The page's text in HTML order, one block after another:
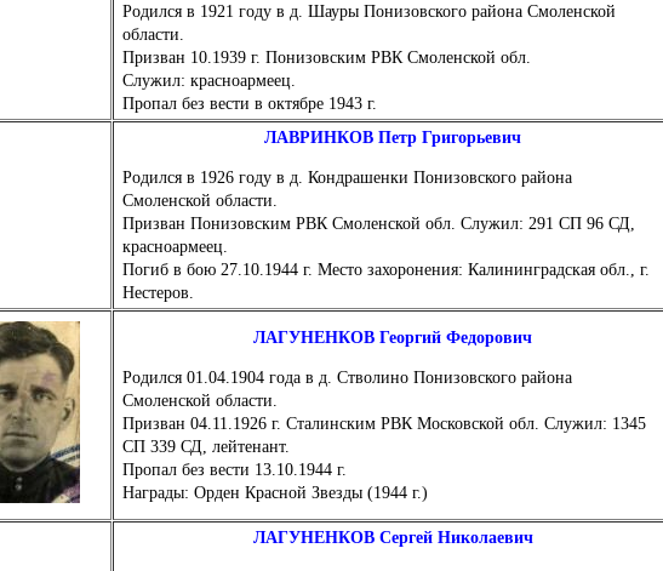
Родился в 1921 году в д. Шауры Понизовского района Смоленской
области.
Призван 10.1939 г. Понизовским РВК Смоленской обл.
Служил: красноармеец.
Пропал без вести в октябре 1943 г.
ЛАВРИНКОВ Петр Григорьевич
Родился в 1926 году в д. Кондрашенки Понизовского района
Смоленской области.
Призван Понизовским РВК Смоленской обл. Служил: 291 СП 96 СД,
красноармеец.
Погиб в бою 27.10.1944 г. Место захоронения: Калининградская обл., г.
Нестеров.
ЛАГУНЕНКОВ Георгий Федорович
Родился 01.04.1904 года в д. Стволино Понизовского района
Смоленской области.
Призван 04.11.1926 г. Сталинским РВК Московской обл. Служил: 1345
СП 339 СД, лейтенант.
Пропал без вести 13.10.1944 г.
Награды: Орден Красной Звезды (1944 г.)
ЛАГУНЕНКОВ Сергей Николаевич